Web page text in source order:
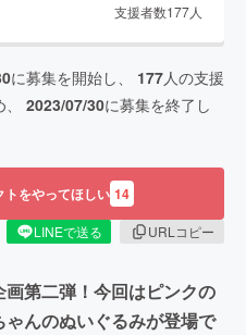
支援者数177人
に募集を開始し、 177人の支援
2023/07/30に募集を終了し
トをやってほしい 14
LINEで送る
URLコピー
第二弾！今回はピンクの
んのぬいぐるみが登場で